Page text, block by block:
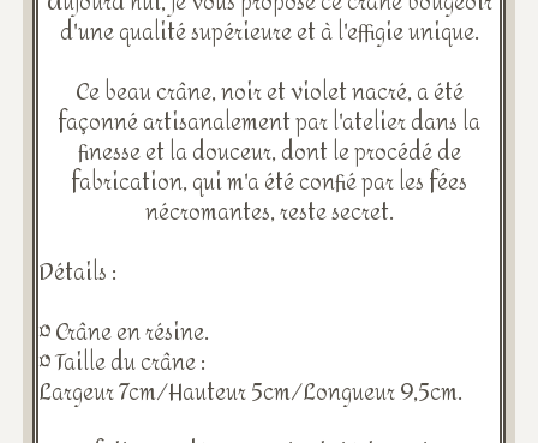
d'une qualité supérieure et à l'effigie unique.
Ce beau crâne, noir et violet nacré, a été
façonné artisanalement par l'atelier dans la
finesse et la douceur, dont le procédé de
fabrication, qui m'a été confié par les fées
nécromantes, reste secret.
Détails :
¤ Crâne en résine.
¤ Taille du crâne :
Largeur 7cm/Hauteur 5cm/Longueur 9,5cm.